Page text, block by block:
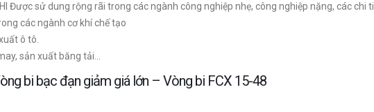
Được sử dung rộng rãi trong các ngành công nghiệp nhẹ, công nghiệp nặng, các chi
các ngành cơ khí chế tạo
ô tô.
sản xuất băng tải…
bi bạc đạn giảm giá lớn – Vòng bi FCX 15-48